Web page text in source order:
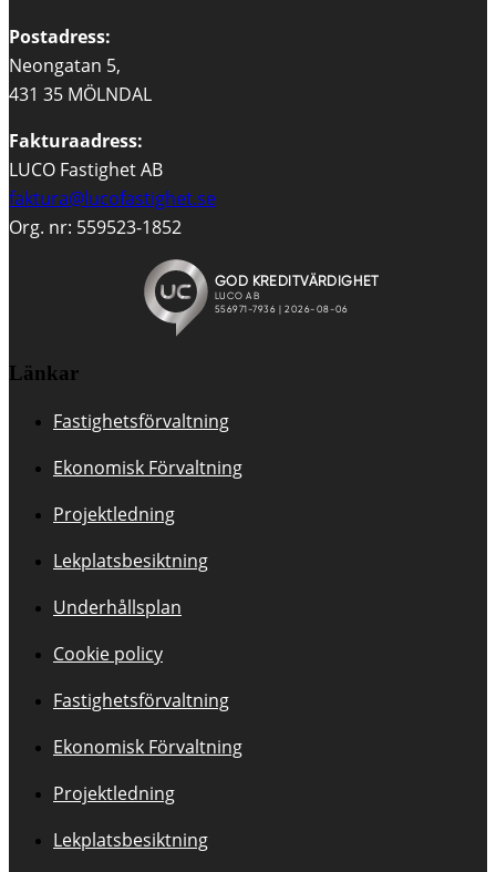
Postadress:
Neongatan 5,
431 35 MÖLNDAL
Fakturaadress:
LUCO Fastighet AB
faktura@lucofastighet.se
Org. nr: 559523-1852
Länkar
Fastighets­förvaltning
Ekonomisk Förvaltning
Projektledning
Lekplats­besiktning
Underhållsplan
Cookie policy
Fastighetsförvaltning
Ekonomisk Förvaltning
Projektledning
Lekplatsbesiktning